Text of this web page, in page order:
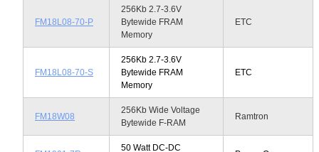
FM18L08-70-P
256Kb 2.7-3.6V
Bytewide FRAM
Memory
ETC
FM18L08-70-S
256Kb 2.7-3.6V
Bytewide FRAM
Memory
ETC
FM18W08
256Kb Wide Voltage
Bytewide F-RAM
Ramtron
50 Watt DC-DC